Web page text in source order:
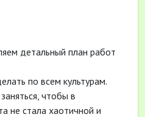
детальный план работ
по всем культурам.
чтобы в
не стала хаотичной и